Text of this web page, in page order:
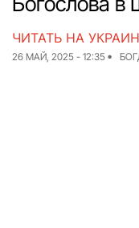
Досье
Блог
26 МАЙ, 2025 - 12:35
ЧИТАТЬ НА